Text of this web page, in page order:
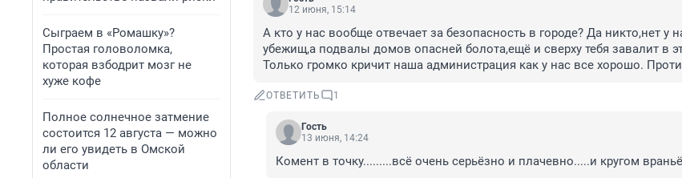
Сыграем в «Ромашку»?
Простая головоломка,
которая взбодрит мозг не
хуже кофе
Полное солнечное затмение
состоится 12 августа — можно
ли его увидеть в Омской
области
12 июня, 15:14
А кто у нас вообще отвечает за безопасность в городе? Да никто,нет у
убежищ,а подвалы домов опасней болота,ещё и сверху тебя завалит в
Только громко кричит наша администрация как у нас все хорошо.
ОТВЕТИТЬ 1
Гость
13 июня, 14:24
Комент в точку.........всё очень серьёзно и плачевно.....и кругом враньё